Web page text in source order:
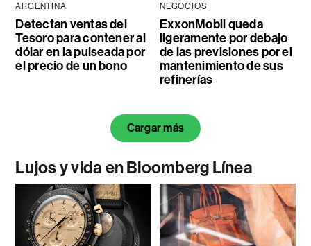
ARGENTINA
Detectan ventas del
Tesoro para contener al
dólar en la pulseada por
el precio de un bono
NEGOCIOS
ExxonMobil queda
ligeramente por debajo
de las previsiones por el
mantenimiento de sus
refinerías
Cargar más
Lujos y vida en Bloomberg Línea